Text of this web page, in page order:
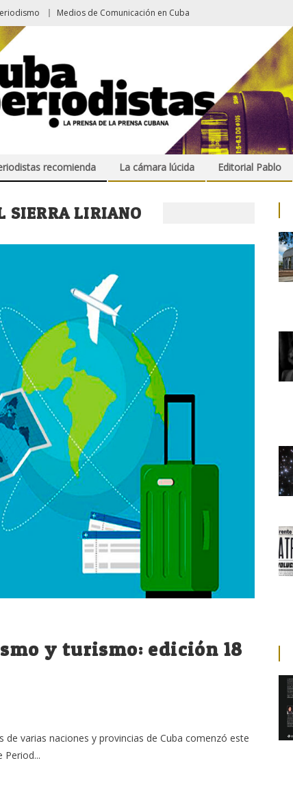
Medios de Comunicación en Cuba
recomienda La cámara lúcida Editorial Pablo
SIERRA LIRIANO
y turismo: edición 18
varias naciones y provincias de Cuba comenzó este
Period...